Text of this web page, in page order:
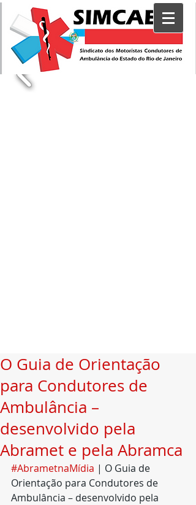
O Guia de Orientação
para Condutores de
Ambulância –
desenvolvido pela
Abramet e pela Abramca
#AbrametnaMídia | O Guia de
Orientação para Condutores de
Ambulância – desenvolvido pela